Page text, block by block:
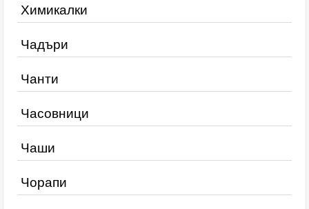
Химикалки
Чадъри
Чанти
Часовници
Чаши
Чорапи